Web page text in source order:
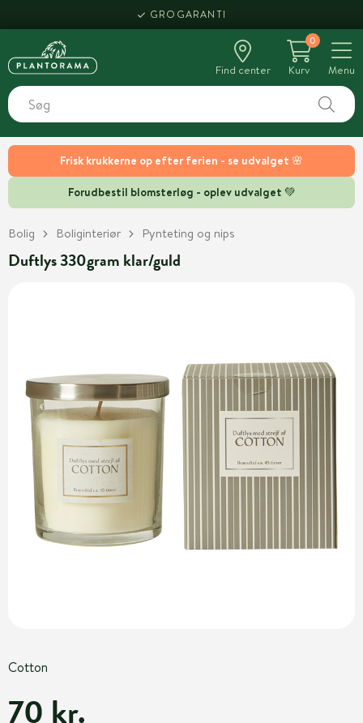
Frisk krukkerne op efter ferien - se udvalget 🌸
Forudbestil blomsterløg - oplev udvalget 💚
GROGARANTI
Find center
0
Kurv
Menu
Bolig Boliginteriør Pynteting og nips
Duftlys 330gram klar/guld
Cotton
70 kr.